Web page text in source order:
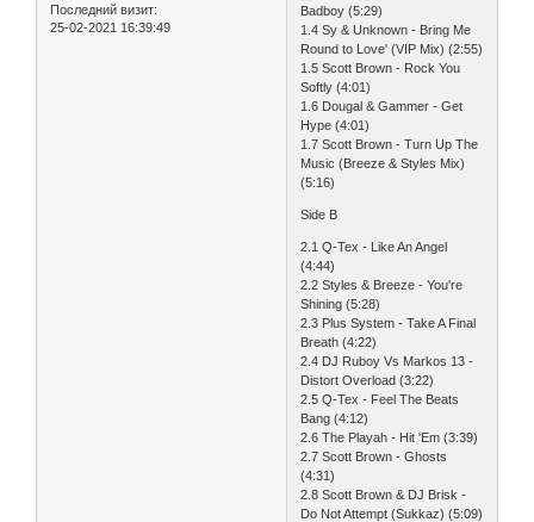
Последний визит:
25-02-2021 16:39:49
Badboy (5:29)
1.4 Sy & Unknown - Bring Me
Round to Love' (VIP Mix) (2:55)
1.5 Scott Brown - Rock You
Softly (4:01)
1.6 Dougal & Gammer - Get
Hype (4:01)
1.7 Scott Brown - Turn Up The
Music (Breeze & Styles Mix)
(5:16)
Side B
2.1 Q-Tex - Like An Angel
(4:44)
2.2 Styles & Breeze - You're
Shining (5:28)
2.3 Plus System - Take A Final
Breath (4:22)
2.4 DJ Ruboy Vs Markos 13 -
Distort Overload (3:22)
2.5 Q-Tex - Feel The Beats
Bang (4:12)
2.6 The Playah - Hit 'Em (3:39)
2.7 Scott Brown - Ghosts
(4:31)
2.8 Scott Brown & DJ Brisk -
Do Not Attempt (Sukkaz) (5:09)